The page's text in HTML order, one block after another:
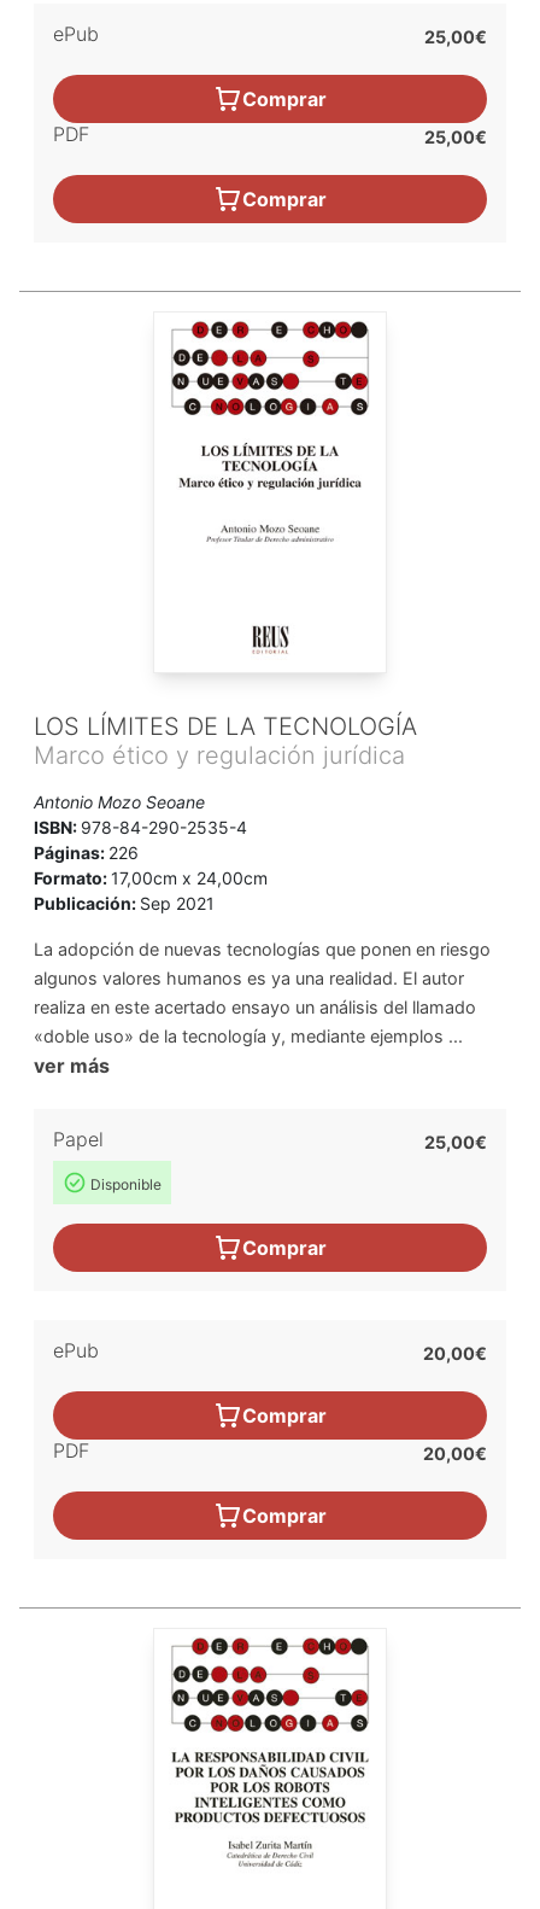
ePub 25,00€
Comprar
PDF
25,00€
Comprar
LOS LÍMITES DE LA TECNOLOGÍA
Marco ético y regulación jurídica
Antonio Mozo Seoane
ISBN: 978-84-290-2535-4
Páginas: 226
Formato:17,00cm x 24,00cm
Publicación: Sep 2021
La adopción de nuevas tecnologías que ponen en riesgo
algunos valores humanos es ya una realidad. El autor
realiza en este acertado ensayo un análisis del llamado
«doble uso» de la tecnología y, mediante ejemplos ...
ver más
Papel
Disponible
25,00€
Comprar
ePub 20,00€
Comprar
PDF
20,00€
Comprar